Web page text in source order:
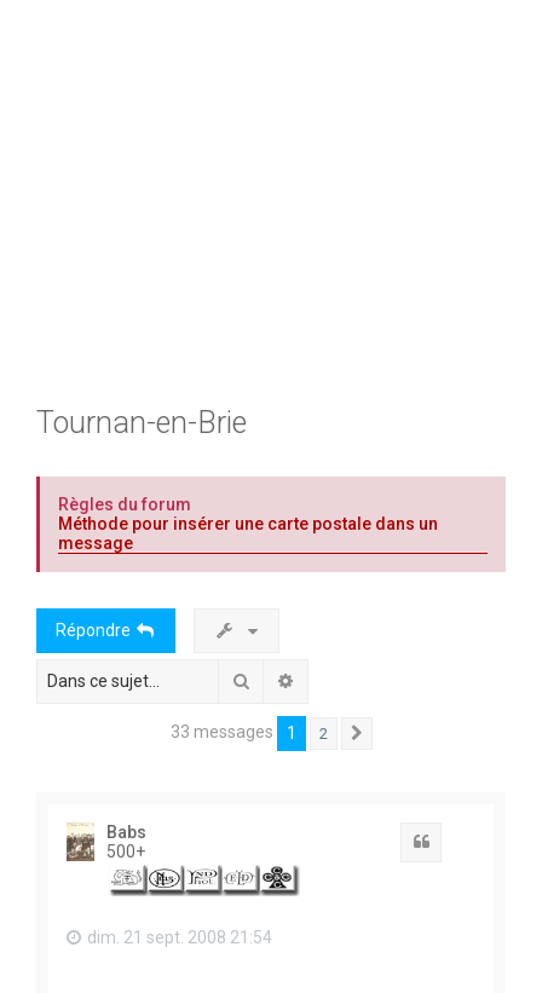
Tournan-en-Brie
Règles du forum
Méthode pour insérer une carte postale dans un
message
Répondre
Rechercher
33 messages 1 2
Babs
500+
dim. 21 sept. 2008 21:54